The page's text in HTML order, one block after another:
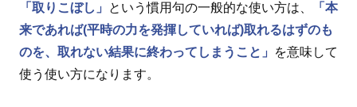
「取りこぼし」 という慣用句の一般的な使い方は、
「本
来であれば(平時の力を発揮していれば)取れるはずのも
のを、取れない結果に終わってしまうこと」
を意味して
使う使い方になります。